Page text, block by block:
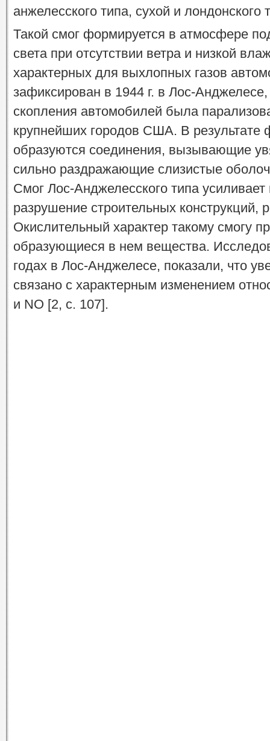
анжелесского типа, сухой и
Такой смог формируется в атмосфере
света при отсутствии ветра и низкой
характерных для выхлопных газов
зафиксирован в 1944 г. в Лос-
скопления автомобилей была
крупнейших городов США. В результате
образуются соединения, вызывающие
сильно раздражающие слизистые
Смог Лос-Анджелесского типа
разрушение строительных конструкций,
Окислительный характер такому смогу
образующиеся в нем вещества.
годах в Лос-Анджелесе, показали, что
связано с характерным изменением
и NO [2, с. 107].